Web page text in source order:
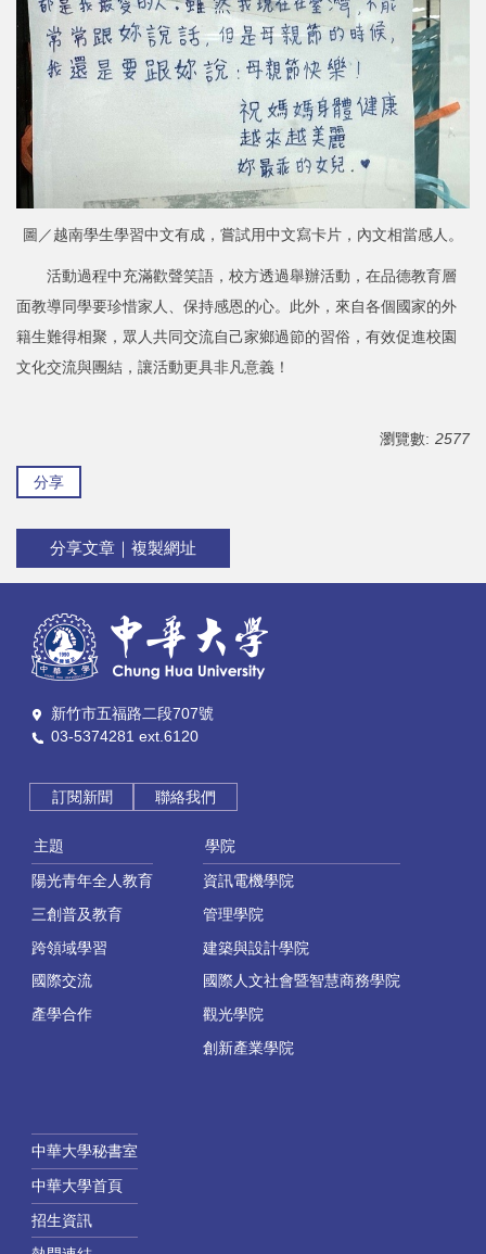
圖／越南學生學習中文有成，嘗試用中文寫卡片，內文相當感人。
活動過程中充滿歡聲笑語，校方透過舉辦活動，在品德教育層
面教導同學要珍惜家人、保持感恩的心。此外，來自各個國家的外
籍生難得相聚，眾人共同交流自己家鄉過節的習俗，有效促進校園
文化交流與團結，讓活動更具非凡意義！
瀏覽數: 2577
分享
分享文章｜複製網址
新竹市五福路二段707號
03-5374281 ext.6120
訂閱新聞 聯絡我們
主題
陽光青年全人教育
三創普及教育
跨領域學習
國際交流
產學合作
學院
資訊電機學院
管理學院
建築與設計學院
國際人文社會暨智慧商務學院
觀光學院
創新產業學院
中華大學秘書室
中華大學首頁
招生資訊